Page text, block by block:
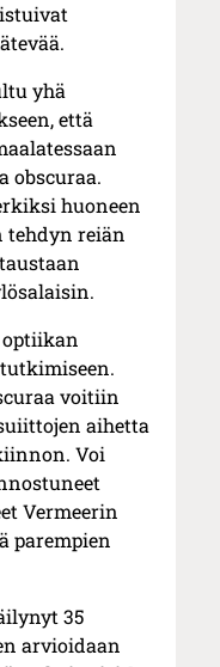
yhä
että
obscuraa.
huoneen
tehdyn reiän
voitiin
aihetta
Voi
Vermeerin
parempien
35
arvioidaan